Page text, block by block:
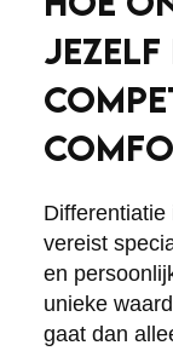
JEZELF
vereist
en
unieke
gaat dan